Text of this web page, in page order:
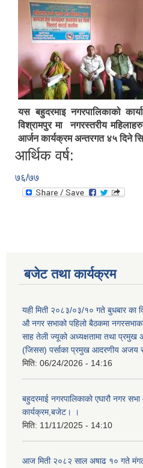
यस बहुदरमाइ नगरपालिकाको
विश्रामपुर मा नगरस्तरीय
आर्जन कार्यक्रम अन्तरगत ४५ दिने
आर्थिक वर्ष:
७६/७७
बजेट तथा कार्यक्रम
यही मिती २०८३/०३/१० गते बुधबार का
औ नगर सभाको पहिलो बैठकमा
साह तेली ज्यूको अध्यक्षतामा तथा प्रमुख
(जिसस) पर्साका प्रमुख आदरणीय अजय
मिति: 06/24/2026 - 14:16
बहुदरमाई नगरपालिकाको एघारौ नगर
कार्यक्रम,बजेट। ।
मिति: 11/11/2025 - 14:10
आज मिती २०८२ साल अषाढ १० गते